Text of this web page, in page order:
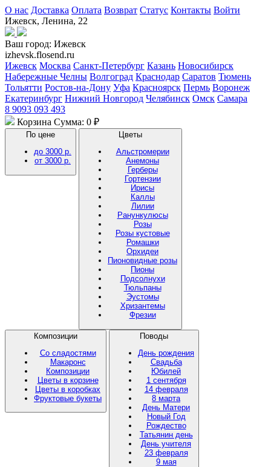
О нас Доставка Оплата Возврат Статус Контакты Войти
Ижевск, Ленина, 22
Ваш город: Ижевск
izhevsk.flosend.ru
Ижевск Москва Санкт-Петербург Казань Новосибирск
Набережные Челны Волгоград Краснодар Саратов Тюмень
Тольятти Ростов-на-Дону Уфа Красноярск Пермь Воронеж
Екатеринбург Нижний Новгород Челябинск Омск Самара
8 9093 093 493
Корзина Сумма: 0 ₽
По цене
до 3000 р.
от 3000 р.
Цветы
Альстромерии
Анемоны
Герберы
Гортензии
Ирисы
Каллы
Лилии
Ранункулюсы
Розы
Розы кустовые
Ромашки
Орхидеи
Пионовидные розы
Пионы
Подсолнухи
Тюльпаны
Эустомы
Хризантемы
Фрезии
Композиции
Со сладостями
Макаронс
Композиции
Цветы в корзине
Цветы в коробках
Фруктовые букеты
Поводы
День рождения
Свадьба
Юбилей
1 сентября
14 февраля
8 марта
День Матери
Новый Год
Рождество
Татьянин день
День учителя
23 февраля
9 мая